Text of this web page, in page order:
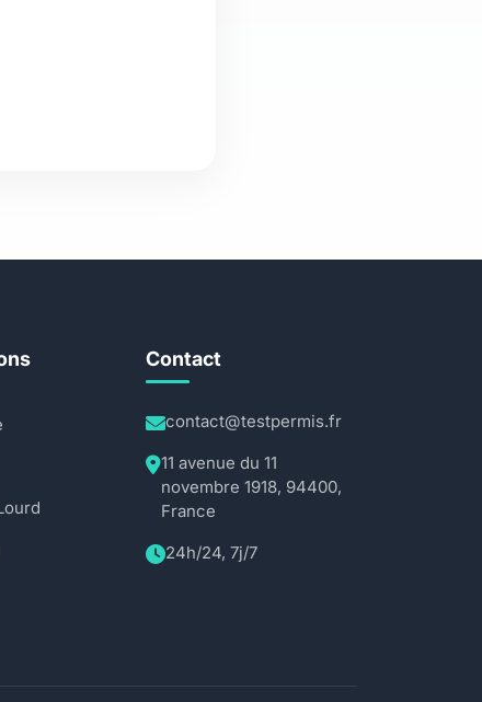
Contact
contact@testpermis.fr
11 avenue du 11
novembre 1918, 94400,
France
24h/24, 7j/7